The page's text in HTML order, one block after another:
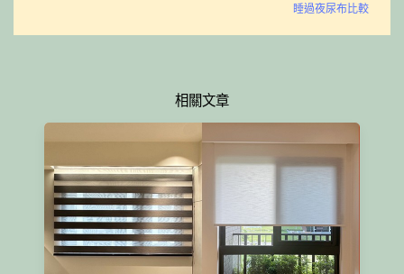
睡過夜尿布比較
相關文章